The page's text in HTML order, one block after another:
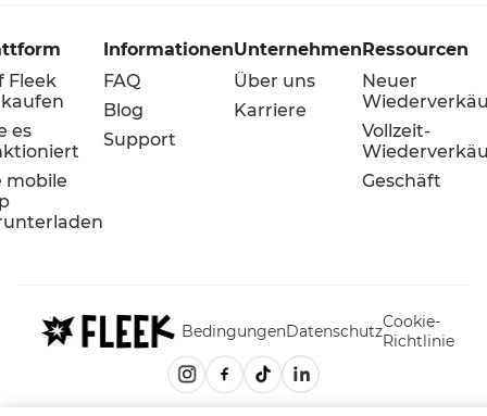
Fleek
es
mobile
Informationen
FAQ
Blog
Support
Unternehmen
Über uns
Karriere
Ressourcen
Neuer
Vollzeit-
Geschäft
BedingungenDatenschutzCookie-
Richtlinie